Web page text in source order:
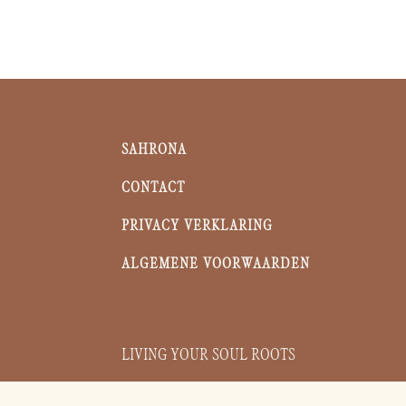
SAHRONA
CONTACT
PRIVACY VERKLARING
ALGEMENE VOORWAARDEN
LIVING YOUR SOUL ROOTS